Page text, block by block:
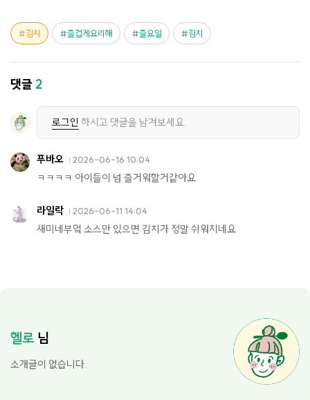
김치 즐겁게요리해 즐요일 김치
댓글2
로그인 하시고 댓글을 남겨보세요.
푸바오 2026-06-16 10:04
ㅋㅋㅋㅋ 아이들이 넘 즐거워할거같아요
라일락 2026-06-11 14:04
새미네부엌 소스만 있으면 김치가 정말 쉬워지네요
헬로 님
소개글이 없습니다.